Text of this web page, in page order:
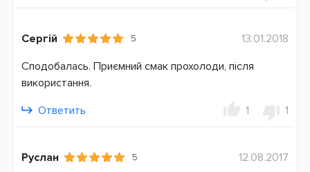
Сергій 5
13.01.2018
Сподобалась. Приємний смак прохолоди, після
використання.
Ответить
1 1
Руслан 5
12.08.2017